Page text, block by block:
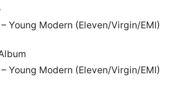
Young Modern (Eleven/Virgin/EMI)
Young Modern (Eleven/Virgin/EMI)